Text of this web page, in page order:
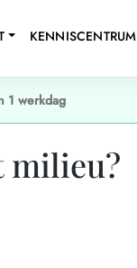
KENNISCENTRUM
1 werkdag
milieu?